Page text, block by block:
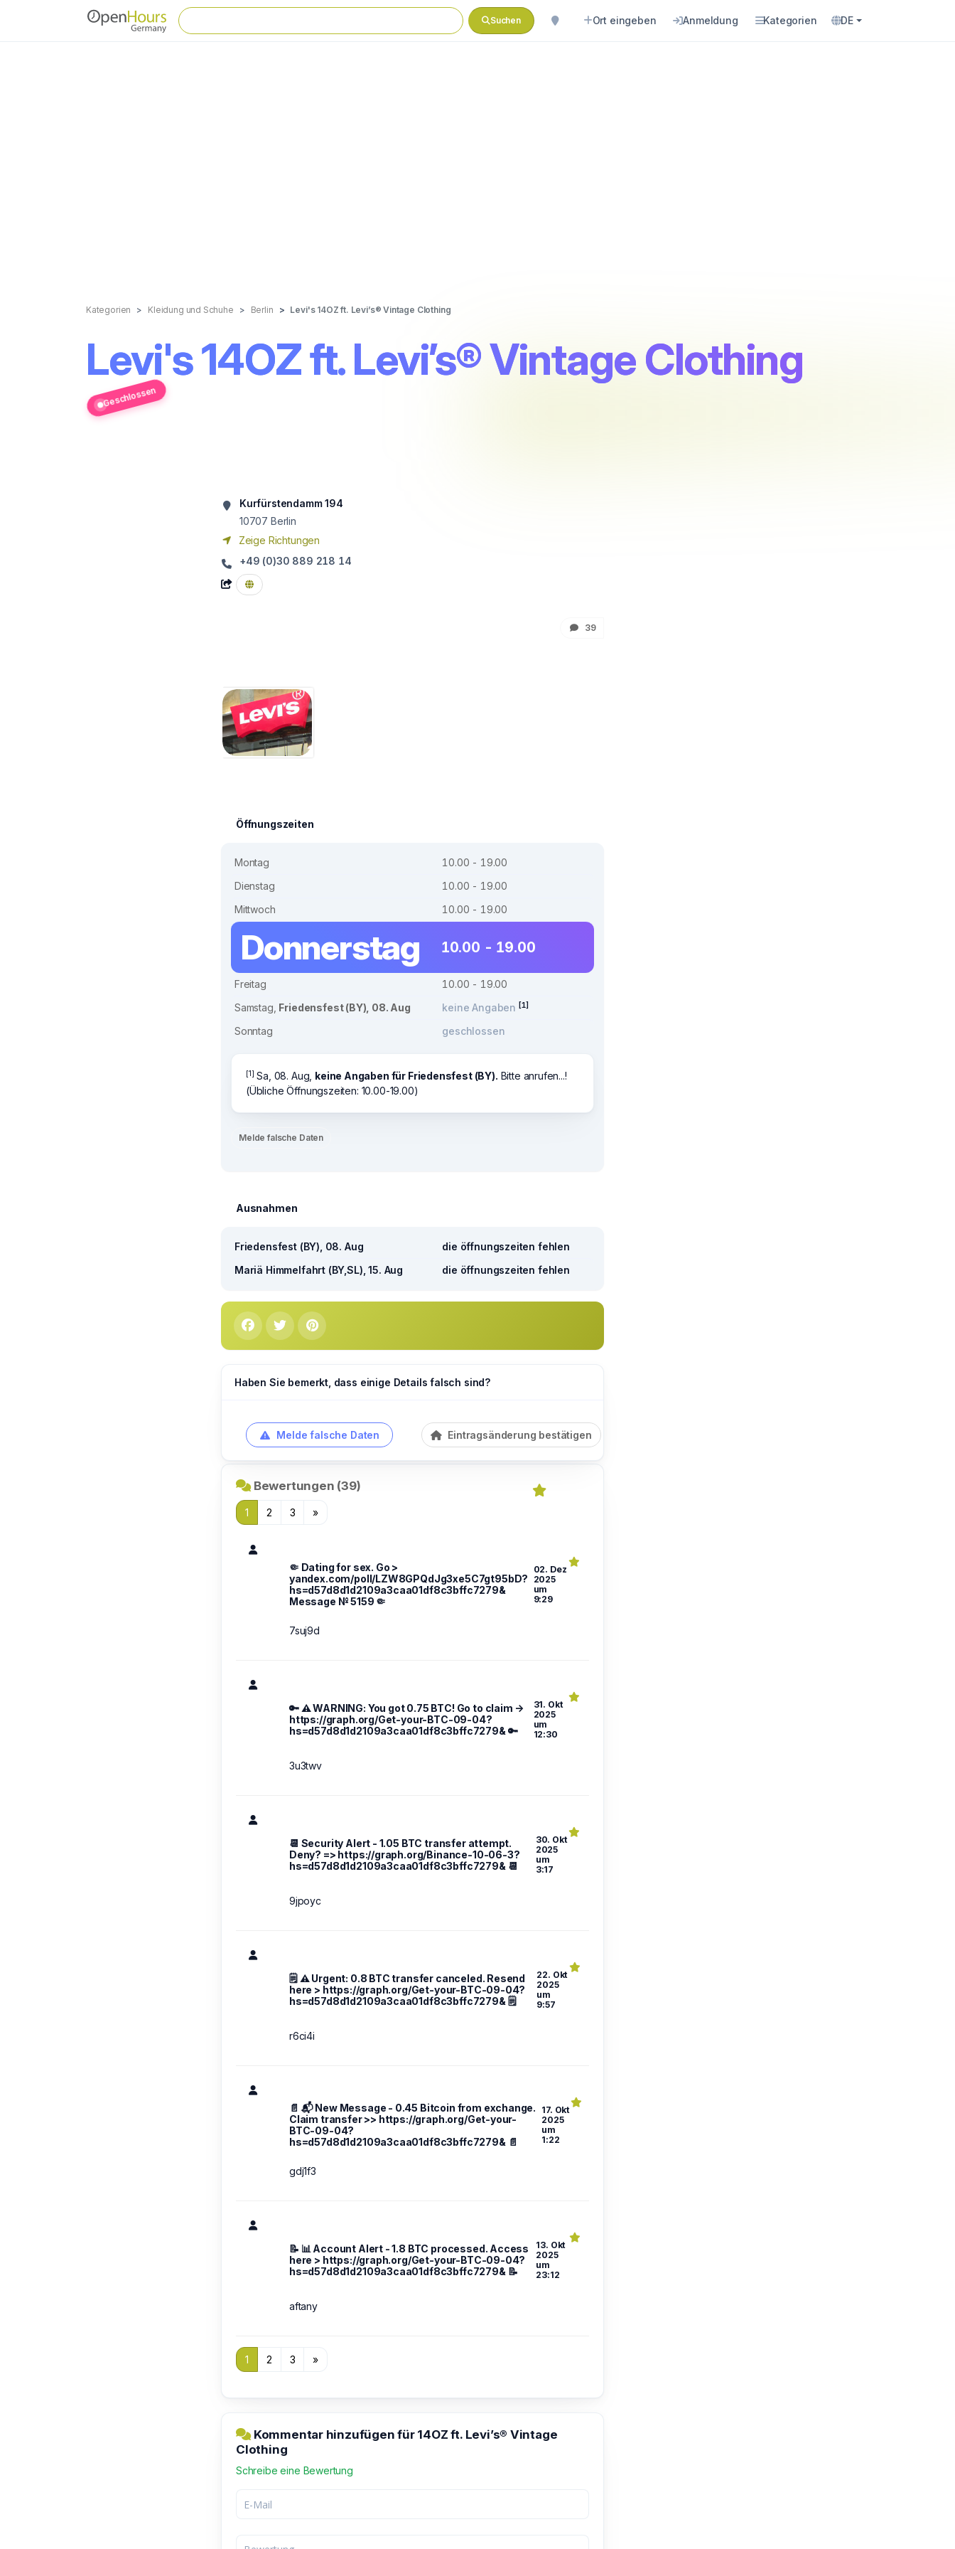
Suchen Ort eingeben Anmeldung Kategorien DE
Kategorien Kleidung und Schuhe Berlin Levi's 14OZ ft. Levi’s® Vintage Clothing
Levi's 14OZ ft. Levi’s® Vintage Clothing
Geschlossen
Kurfürstendamm 194
10707 Berlin
Zeige Richtungen
+49 (0)30 889 218 14
39
Öffnungszeiten
Montag
10.00 - 19.00
Dienstag
10.00 - 19.00
Mittwoch
10.00 - 19.00
Donnerstag 10.00 - 19.00
Freitag
10.00 - 19.00
Samstag, Friedensfest (BY), 08. Aug keine Angaben [1]
Sonntag geschlossen
[1] Sa, 08. Aug, keine Angaben für Friedensfest (BY). Bitte anrufen...!
(Übliche Öffnungszeiten: 10.00-19.00)
Melde falsche Daten
Ausnahmen
Friedensfest (BY), 08. Aug
die öffnungszeiten fehlen
Mariä Himmelfahrt (BY,SL), 15. Aug
die öffnungszeiten fehlen
Haben Sie bemerkt, dass einige Details falsch sind?
Melde falsche Daten Eintragsänderung bestätigen
Bewertungen (39)
1 2 3 »
🤏 Dating for sex. Go >
yandex.com/poll/LZW8GPQdJg3xe5C7gt95bD?
hs=d57d8d1d2109a3caa01df8c3bffc7279&
Message № 5159 🤏
02. Dez
2025
um
9:29
7suj9d
🔑 ⚠️ WARNING: You got 0.75 BTC! Go to claim →
https://graph.org/Get-your-BTC-09-04?
hs=d57d8d1d2109a3caa01df8c3bffc7279& 🔑
31. Okt
2025
um
12:30
3u3twv
📆 Security Alert - 1.05 BTC transfer attempt.
Deny? => https://graph.org/Binance-10-06-3?
hs=d57d8d1d2109a3caa01df8c3bffc7279& 📆
30. Okt
2025
um
3:17
9jpoyc
🗒 ⚠️ Urgent: 0.8 BTC transfer canceled. Resend
here > https://graph.org/Get-your-BTC-09-04?
hs=d57d8d1d2109a3caa01df8c3bffc7279& 🗒
22. Okt
2025
um
9:57
r6ci4i
📄 📬 New Message - 0.45 Bitcoin from exchange.
Claim transfer >> https://graph.org/Get-your-
BTC-09-04?
hs=d57d8d1d2109a3caa01df8c3bffc7279& 📄
17. Okt
2025
um
1:22
gdj1f3
📝 📊 Account Alert - 1.8 BTC processed. Access
here > https://graph.org/Get-your-BTC-09-04?
hs=d57d8d1d2109a3caa01df8c3bffc7279& 📝
13. Okt
2025
um
23:12
aftany
1 2 3 »
Kommentar hinzufügen für 14OZ ft. Levi’s® Vintage
Clothing
Schreibe eine Bewertung